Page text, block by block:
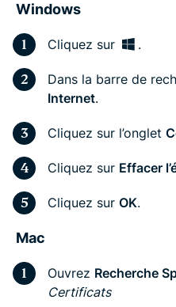
Windows
Cliquez sur .
Dans la barre de
Internet.
Cliquez sur l’onglet
Cliquez sur Effacer
Cliquez sur OK.
Mac
Ouvrez Recherche
Certificats